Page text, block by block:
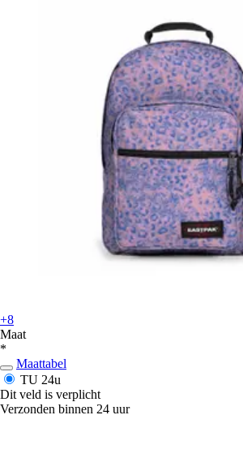
+8
Maat
*
Maattabel
TU 24u
Dit veld is verplicht
Verzonden binnen 24 uur